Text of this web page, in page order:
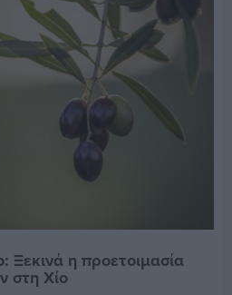
Ξεκινά η προετοιμασία
στη Χίο